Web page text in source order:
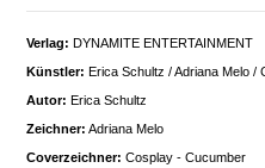
Verlag: DYNAMITE ENTERTAINMENT
Künstler: Erica Schultz / Adriana Melo /
Autor: Erica Schultz
Zeichner: Adriana Melo
Coverzeichner: Cosplay - Cucumber